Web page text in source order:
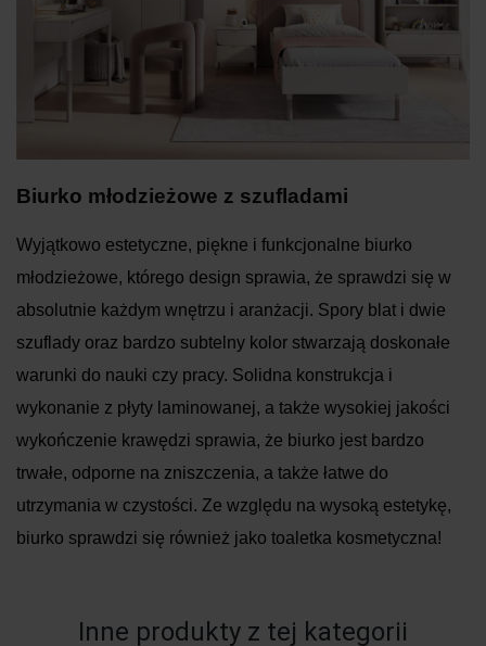
Biurko młodzieżowe z szufladami
Wyjątkowo estetyczne, piękne i funkcjonalne biurko
młodzieżowe, którego design sprawia, że sprawdzi się w
absolutnie każdym wnętrzu i aranżacji. Spory blat i dwie
szuflady oraz bardzo subtelny kolor stwarzają doskonałe
warunki do nauki czy pracy. Solidna konstrukcja i
wykonanie z płyty laminowanej, a także wysokiej jakości
wykończenie krawędzi sprawia, że biurko jest bardzo
trwałe, odporne na zniszczenia, a także łatwe do
utrzymania w czystości. Ze względu na wysoką estetykę,
biurko sprawdzi się również jako toaletka kosmetyczna!
Inne produkty z tej kategorii